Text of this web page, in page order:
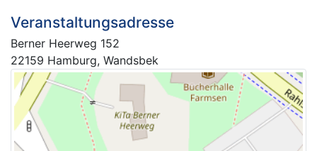
Veranstaltungsadresse
Berner Heerweg 152
22159 Hamburg, Wandsbek